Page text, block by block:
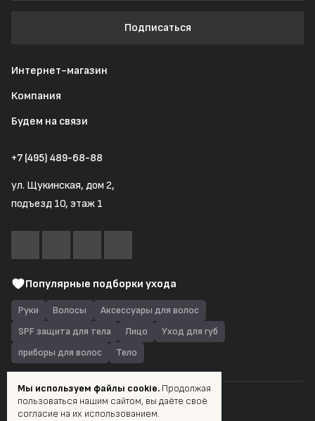
Подписаться
Интернет-магазин
Компания
Будем на связи
+7 (495) 489-68-88
ул. Щукинская, дом 2,
подъезд 10, этаж 1
Популярные подборки ухода
Руки Волосы
Аксессуары для волос
SPF защита для тела
Лицо
Уход для губ
приборы для волос
Тело
© 2026 Quantum Shop.ru
Мы используем файлы cookie. Продолжая
пользоваться нашим сайтом, вы даёте своё
согласие на их использованием.